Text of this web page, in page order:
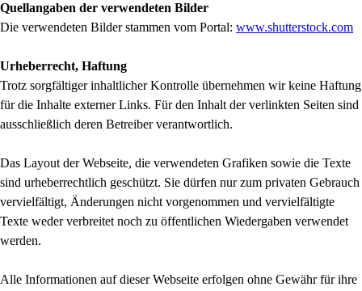
Quellangaben der verwendeten Bilder
Die verwendeten Bilder stammen vom Portal: www.shutterstock.com
Urheberrecht, Haftung
Trotz sorgfältiger inhaltlicher Kontrolle übernehmen wir keine Haftung
für die Inhalte externer Links. Für den Inhalt der verlinkten Seiten sind
ausschließlich deren Betreiber verantwortlich.
Das Layout der Webseite, die verwendeten Grafiken sowie die Texte
sind urheberrechtlich geschützt. Sie dürfen nur zum privaten Gebrauch
vervielfältigt, Änderungen nicht vorgenommen und vervielfältigte
Texte weder verbreitet noch zu öffentlichen Wiedergaben verwendet
werden.
Alle Informationen auf dieser Webseite erfolgen ohne Gewähr für ihre